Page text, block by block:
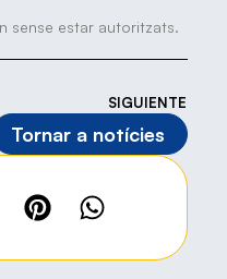
sense estar autoritzats.
SIGUIENTE
Tornar a notícies